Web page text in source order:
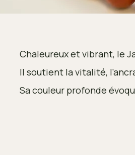
Chaleureux et vibrant, le
Il soutient la vitalité,
Sa couleur profonde